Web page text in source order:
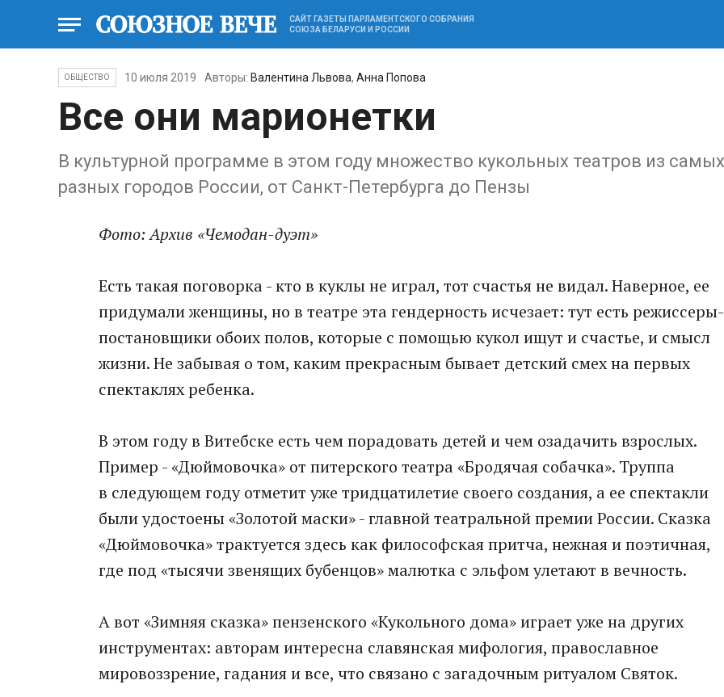
САЙТ ГАЗЕТЫ ПАРЛАМЕНТСКОГО СОБРАНИЯ
СОЮЗА БЕЛАРУСИ И РОССИИ
ОБЩЕСТВО 10 июля 2019 Авторы: Валентина Львова, Анна Попова
Все они марионетки
В культурной программе в этом году множество кукольных театров из самых
разных городов России, от Санкт-Петербурга до Пензы
Фото: Архив «Чемодан-дуэт»
Есть такая поговорка - кто в куклы не играл, тот счастья не видал. Наверное, ее
придумали женщины, но в театре эта гендерность исчезает: тут есть режиссеры-
постановщики обоих полов, которые с помощью кукол ищут и счастье, и смысл
жизни. Не забывая о том, каким прекрасным бывает детский смех на первых
спектаклях ребенка.
В этом году в Витебске есть чем порадовать детей и чем озадачить взрослых.
Пример - «Дюймовочка» от питерского театра «Бродячая собачка». Труппа
в следующем году отметит уже тридцатилетие своего создания, а ее спектакли
были удостоены «Золотой маски» - главной театральной премии России. Сказка
«Дюймовочка» трактуется здесь как философская притча, нежная и поэтичная,
где под «тысячи звенящих бубенцов» малютка с эльфом улетают в вечность.
А вот «Зимняя сказка» пензенского «Кукольного дома» играет уже на других
инструментах: авторам интересна славянская мифология, православное
мировоззрение, гадания и все, что связано с загадочным ритуалом Святок.